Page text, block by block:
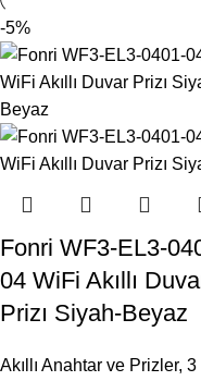
-5%
Fonri WF3-EL3-
04 WiFi Akıllı
Prizı Siyah-Beyaz
Akıllı Anahtar ve Prizler, 3